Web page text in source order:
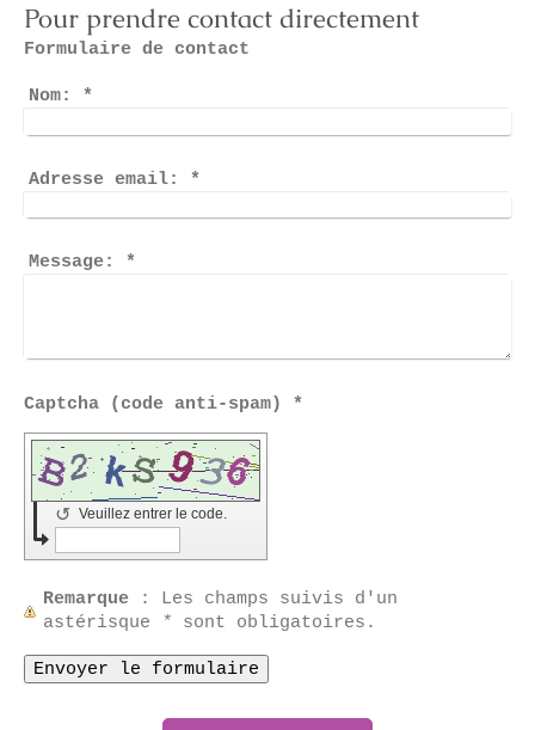
Pour prendre contact directement
Formulaire de contact
Nom: *
Adresse email: *
Message: *
Captcha (code anti-spam) *
Veuillez entrer le code.
↺
Remarque : Les champs suivis d'un
astérisque
* sont obligatoires.